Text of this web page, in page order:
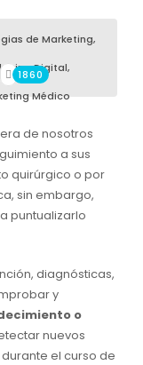
de Marketing,
Digital,
Médico
1860
de nosotros
a sus
quirúrgico o por
sin embargo,
puntualizarlo
diagnósticas,
y
o
nuevos
el curso de